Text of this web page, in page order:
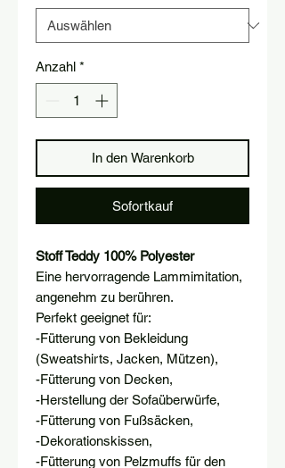
Anzahl *
In den Warenkorb
Sofortkauf
Stoff Teddy 100% Polyester
Eine hervorragende Lammimitation,
angenehm zu berühren.
Perfekt geeignet für:
-Fütterung von Bekleidung
(Sweatshirts, Jacken, Mützen),
-Fütterung von Decken,
-Herstellung der Sofaüberwürfe,
-Fütterung von Fußsäcken,
-Dekorationskissen,
-Fütterung von Pelzmuffs für den